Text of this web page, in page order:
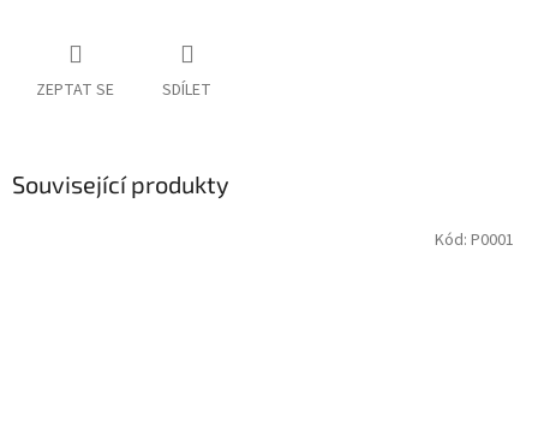
ZEPTAT SE SDÍLET
Související produkty
Kód: P0001